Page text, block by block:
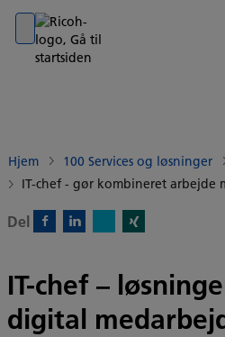
Go to banner
Go to content
Go to footer
Hjem 100 Services og løsninger
IT-chef - gør kombineret arbejde
Del
IT-chef –
digital